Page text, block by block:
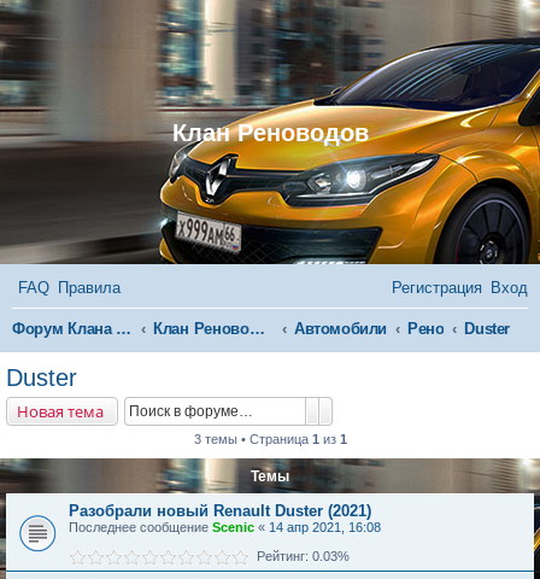
Клан Реноводов
FAQ Правила Вход
Регистрация
Форум Клана Реноводов Клан Реноводов Автомобили Рено Duster
к
Duster
Новая тема
3 темы • Страница 1 из 1
Темы
Разобрали новый Renault Duster (2021)
Последнее сообщение Scenic « 14 апр 2021, 16:08
Рейтинг: 0.03%